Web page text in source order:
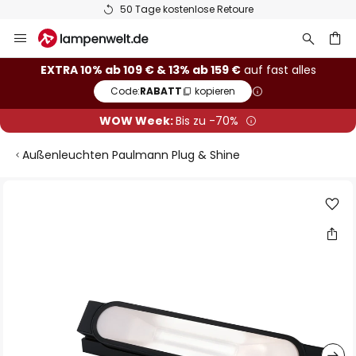
50 Tage kostenlose Retoure
Inhalt
springen
EXTRA 10% ab 109 € & 13% ab 159 €auf fast alles
Code:RABATT kopieren
WOW Week:Bis zu -70%
Außenleuchten Paulmann Plug & Shine